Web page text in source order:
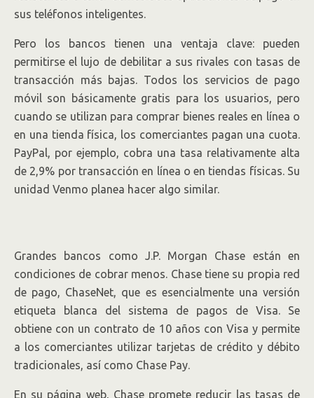
sus teléfonos inteligentes.
Pero los bancos tienen una ventaja clave: pueden
permitirse el lujo de debilitar a sus rivales con tasas de
transacción más bajas. Todos los servicios de pago
móvil son básicamente gratis para los usuarios, pero
cuando se utilizan para comprar bienes reales en línea o
en una tienda física, los comerciantes pagan una cuota.
PayPal, por ejemplo, cobra una tasa relativamente alta
de 2,9% por transacción en línea o en tiendas físicas. Su
unidad Venmo planea hacer algo similar.
Grandes bancos como J.P. Morgan Chase están en
condiciones de cobrar menos. Chase tiene su propia red
de pago, ChaseNet, que es esencialmente una versión
etiqueta blanca del sistema de pagos de Visa. Se
obtiene con un contrato de 10 años con Visa y permite
a los comerciantes utilizar tarjetas de crédito y débito
tradicionales, así como Chase Pay.
En su página web, Chase promete reducir las tasas de